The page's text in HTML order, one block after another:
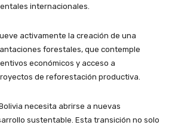
internacionales.
activamente la creación de una
forestales, que contemple
económicos y acceso a
de reforestación productiva.
necesita abrirse a nuevas
sustentable. Esta transición no solo